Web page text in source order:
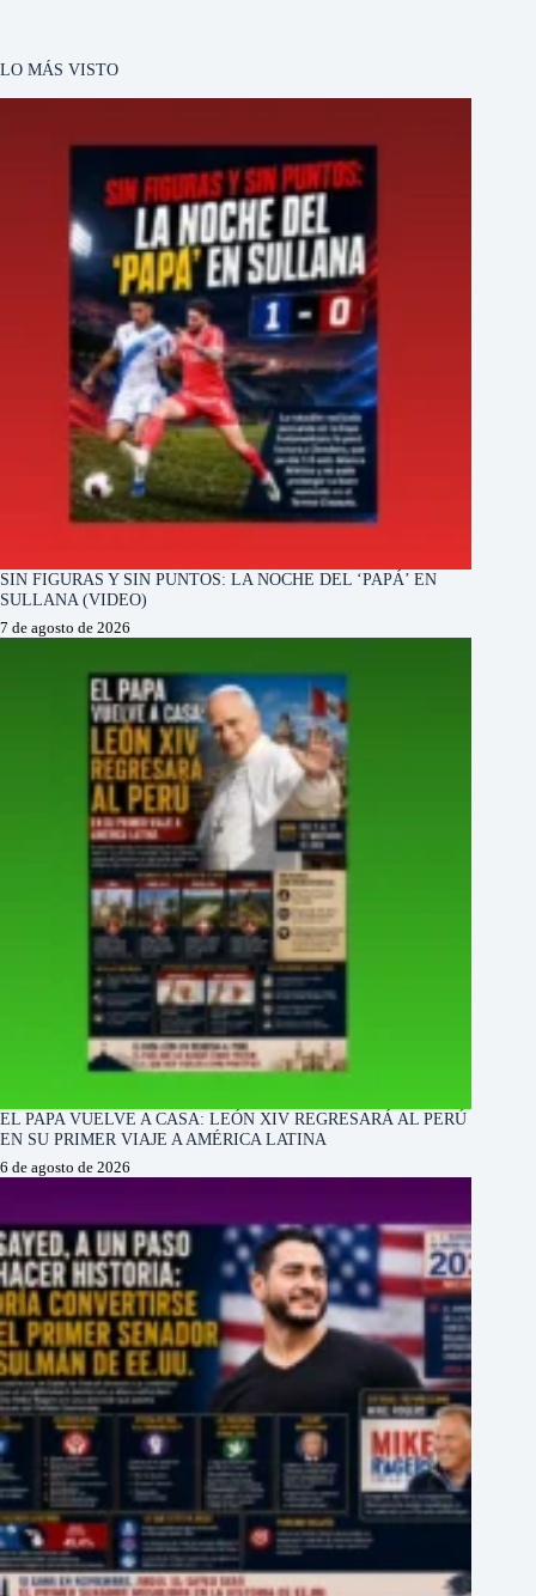
LO MÁS VISTO
SIN FIGURAS Y SIN PUNTOS: LA NOCHE DEL ‘PAPÁ’ EN
SULLANA (VIDEO)
7 de agosto de 2026
EL PAPA VUELVE A CASA: LEÓN XIV REGRESARÁ AL PERÚ
EN SU PRIMER VIAJE A AMÉRICA LATINA
6 de agosto de 2026